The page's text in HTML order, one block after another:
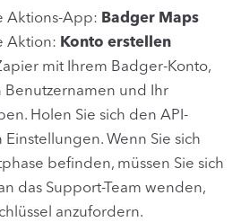
Aktions-App: Badger Maps
Aktion: Konto erstellen
mit Ihrem Badger-Konto,
Benutzernamen und Ihr
Holen Sie sich den API-
Einstellungen. Wenn Sie sich
befinden, müssen Sie sich
das Support-Team wenden,
anzufordern.